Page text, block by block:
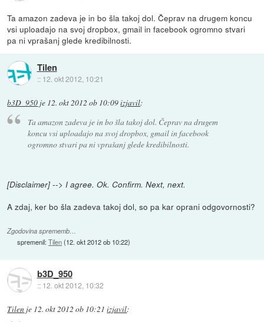
Ta amazon zadeva je in bo šla takoj dol. Čeprav na drugem koncu
vsi uploadajo na svoj dropbox, gmail in facebook ogromno stvari
pa ni vprašanj glede kredibilnosti.
Tilen
:: 12. okt 2012, 10:21
b3D_950 je 12. okt 2012 ob 10:09izjavil:
Ta amazon zadeva je in bo šla takoj dol. Čeprav na drugem
koncu vsi uploadajo na svoj dropbox, gmail in facebook
ogromno stvari pa ni vprašanj glede kredibilnosti.
[Disclaimer] --> I agree. Ok. Confirm. Next, next.
A zdaj, ker bo šla zadeva takoj dol, so pa kar oprani odgovornosti?
Zgodovina sprememb…
spremenil:Tilen(12. okt 2012 ob 10:22)
b3D_950
:: 12. okt 2012, 10:32
Tilen je 12. okt 2012 ob 10:21 izjavil: